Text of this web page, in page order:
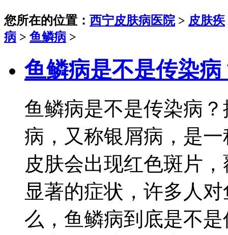
您所在的位置： 西宁皮肤病医院> 皮肤疾
病 > 鱼鳞病 >
鱼鳞病是不是传染
鱼鳞病是不是传染病
病，又称银屑病，是
皮肤会出现红色斑片
显著的症状，许多人
么，鱼鳞病到底是不